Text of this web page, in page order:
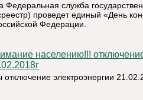
Федеральная служба
проведет единый «День
Федерации.
электроэнергии